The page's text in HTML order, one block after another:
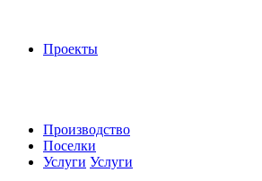
Проекты
Производство
Поселки
Услуги Услуги